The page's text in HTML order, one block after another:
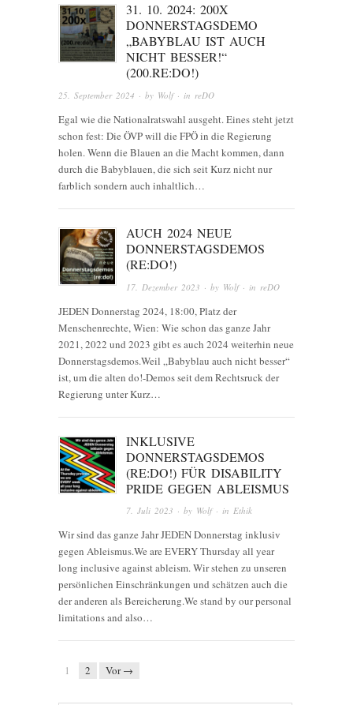
31. 10. 2024: 200X
DONNERSTAGSDEMO
„BABYBLAU IST AUCH
NICHT BESSER!“
(200.RE:DO!)
25. September 2024 · by Wolf· in reDO
Egal wie die Nationalratswahl ausgeht. Eines steht jetzt
schon fest: Die ÖVP will die FPÖ in die Regierung
holen. Wenn die Blauen an die Macht kommen, dann
durch die Babyblauen, die sich seit Kurz nicht nur
farblich sondern auch inhaltlich…
AUCH 2024 NEUE
DONNERSTAGSDEMOS
(RE:DO!)
17. Dezember 2023 · by Wolf· in reDO
JEDEN Donnerstag 2024, 18:00, Platz der
Menschenrechte, Wien: Wie schon das ganze Jahr
2021, 2022 und 2023 gibt es auch 2024 weiterhin neue
Donnerstagsdemos.Weil „Babyblau auch nicht besser“
ist, um die alten do!-Demos seit dem Rechtsruck der
Regierung unter Kurz…
INKLUSIVE
DONNERSTAGSDEMOS
(RE:DO!) FÜR DISABILITY
PRIDE GEGEN ABLEISMUS
7. Juli 2023 · by Wolf· inEthik
Wir sind das ganze Jahr JEDEN Donnerstag inklusiv
gegen Ableismus.We are EVERY Thursday all year
long inclusive against ableism. Wir stehen zu unseren
persönlichen Einschränkungen und schätzen auch die
der anderen als Bereicherung.We stand by our personal
limitations and also…
1 2 Vor →